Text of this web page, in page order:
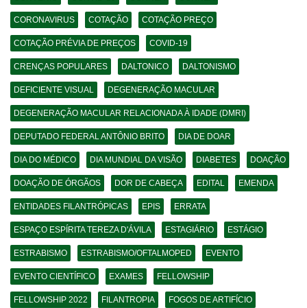
CORONAVIRUS COTAÇÃO COTAÇÃO PREÇO
COTAÇÃO PRÉVIA DE PREÇOS COVID-19
CRENÇAS POPULARES DALTONICO DALTONISMO
DEFICIENTE VISUAL DEGENERAÇÃO MACULAR
DEGENERAÇÃO MACULAR RELACIONADA À IDADE (DMRI)
DEPUTADO FEDERAL ANTÔNIO BRITO DIA DE DOAR
DIA DO MÉDICO DIA MUNDIAL DA VISÃO DIABETES DOAÇÃO
DOAÇÃO DE ÓRGÃOS DOR DE CABEÇA EDITAL EMENDA
ENTIDADES FILANTRÓPICAS EPIS ERRATA
ESPAÇO ESPÍRITA TEREZA D'ÁVILA ESTAGIÁRIO ESTÁGIO
ESTRABISMO ESTRABISMO/OFTALMOPED EVENTO
EVENTO CIENTÍFICO EXAMES FELLOWSHIP
FELLOWSHIP 2022 FILANTROPIA FOGOS DE ARTIFÍCIO